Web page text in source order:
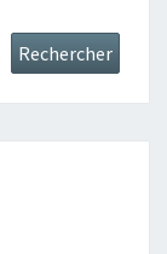
Rechercher